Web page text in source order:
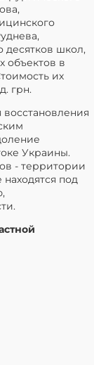
десятков школ,
объектов в
их
грн.
Украины.
- территории
под